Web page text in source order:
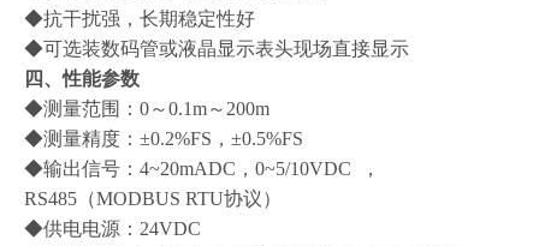
◆抗干扰强，长期稳定性好
◆可选装数码管或液晶显示表头现场直接显示
四、性能参数
◆测量范围：0～0.1m～200m
◆测量精度：±0.2%FS，±0.5%FS
◆输出信号：4~20mADC，0~5/10VDC ，
RS485（MODBUS RTU协议）
◆供电电源：24VDC